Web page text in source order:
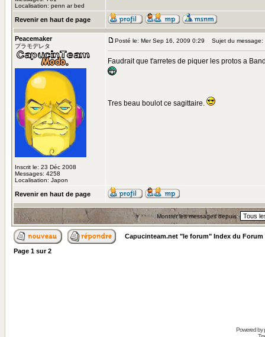
Localisation: penn ar bed
Revenir en haut de page
Peacemaker
プラモデレタ
Inscrit le: 23 Déc 2008
Messages: 4258
Localisation: Japon
Posté le: Mer Sep 16, 2009 0:29 Sujet du message:
Faudrait que t'arretes de piquer les protos a
Tres beau boulot ce sagittaire.
Revenir en haut de page
Montrer les messages depuis:
Capucinteam.net "le forum" Index du Forum
Page 1 sur2
Powered by